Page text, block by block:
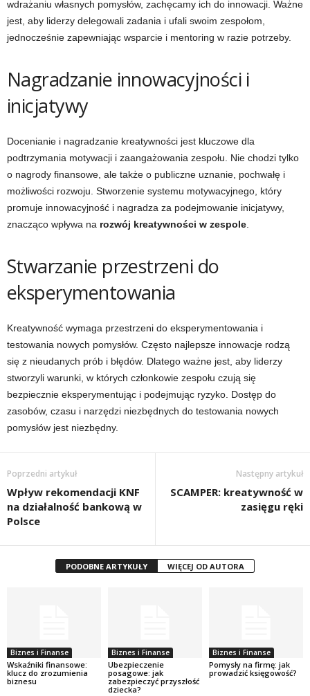
wdrażaniu własnych pomysłów, zachęcamy ich do innowacji. Ważne
jest, aby liderzy delegowali zadania i ufali swoim zespołom,
jednocześnie zapewniając wsparcie i mentoring w razie potrzeby.
Nagradzanie innowacyjności i
inicjatywy
Docenianie i nagradzanie kreatywności jest kluczowe dla
podtrzymania motywacji i zaangażowania zespołu. Nie chodzi tylko
o nagrody finansowe, ale także o publiczne uznanie, pochwałę i
możliwości rozwoju. Stworzenie systemu motywacyjnego, który
promuje innowacyjność i nagradza za podejmowanie inicjatywy,
znacząco wpływa na rozwój kreatywności w zespole
Stwarzanie przestrzeni do
eksperymentowania
Kreatywność wymaga przestrzeni do eksperymentowania i
testowania nowych pomysłów. Często najlepsze innowacje rodzą
się z nieudanych prób i błędów. Dlatego ważne jest, aby liderzy
stworzyli warunki, w których członkowie zespołu czują się
bezpiecznie eksperymentując i podejmując ryzyko. Dostęp do
zasobów, czasu i narzędzi niezbędnych do testowania nowych
pomysłów jest niezbędny.
Poprzedni artykuł
Wpływ rekomendacji KNF
na działalność bankową w
Polsce
Następny artykuł
SCAMPER: kreatywność w
zasięgu ręki
PODOBNE ARTYKUŁY WIĘCEJ OD AUTORA
Biznes i Finanse
Wskaźniki finansowe:
klucz do zrozumienia
biznesu
Biznes i Finanse
Ubezpieczenie
posagowe: jak
zabezpieczyć przyszłość
dziecka?
Biznes i Finanse
Pomysły na firmę: jak
prowadzić księgowość?